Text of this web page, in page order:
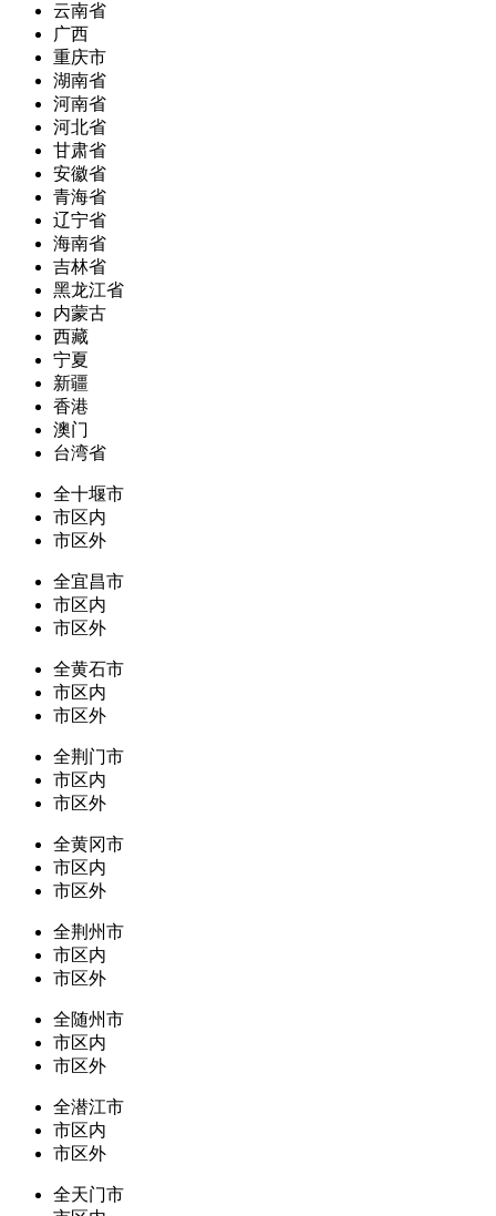
云南省
广西
重庆市
湖南省
河南省
河北省
甘肃省
安徽省
青海省
辽宁省
海南省
吉林省
黑龙江省
内蒙古
西藏
宁夏
新疆
香港
澳门
台湾省
全十堰市
市区内
市区外
全宜昌市
市区内
市区外
全黄石市
市区内
市区外
全荆门市
市区内
市区外
全黄冈市
市区内
市区外
全荆州市
市区内
市区外
全随州市
市区内
市区外
全潜江市
市区内
市区外
全天门市